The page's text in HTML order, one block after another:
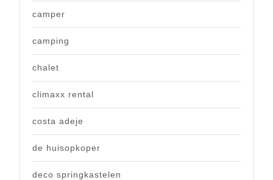
camper
camping
chalet
climaxx rental
costa adeje
de huisopkoper
deco springkastelen